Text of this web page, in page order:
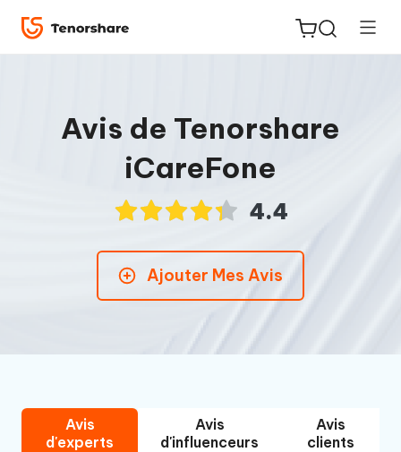
PDNob
New
Avis de Tenorshare
iCareFone
4.4
Ajouter Mes Avis
Avis
d'experts
Avis
d'influenceurs
Avis
clients